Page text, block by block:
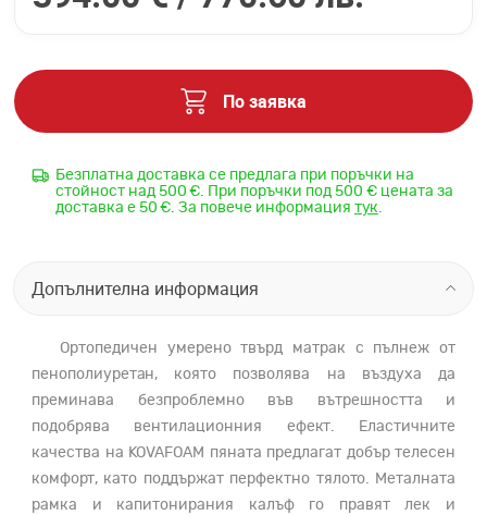
По заявка
Безплатна доставка се предлага при поръчки на
стойност над 500 €. При поръчки под 500 € цената за
доставка е 50 €. За повече информация тук.
Допълнителна информация
Ортопедичен умерено твърд матрак с пълнеж от
пенополиуретан, която позволява на въздуха да
преминава безпроблемно във вътрешността и
подобрява вентилационния ефект. Еластичните
качества на KOVAFOAM пяната предлагат добър телесен
комфорт, като поддържат перфектно тялото. Металната
рамка и капитонирания калъф го правят лек и